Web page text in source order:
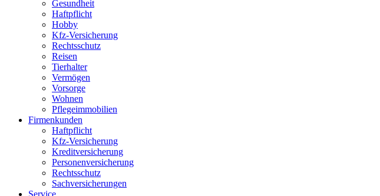
Gesundheit
Haftpflicht
Hobby
Kfz-Versicherung
Rechtsschutz
Reisen
Tierhalter
Vermögen
Vorsorge
Wohnen
Pflegeimmobilien
Firmenkunden
Haftpflicht
Kfz-Versicherung
Kreditversicherung
Personenversicherung
Rechtsschutz
Sachversicherungen
Service